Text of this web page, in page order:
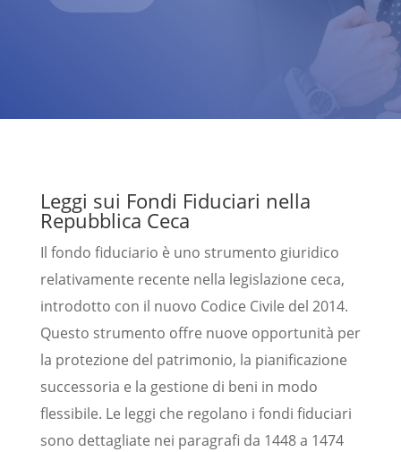
Leggi sui Fondi Fiduciari nella
Repubblica Ceca
Il fondo fiduciario è uno strumento giuridico
relativamente recente nella legislazione ceca,
introdotto con il nuovo Codice Civile del 2014.
Questo strumento offre nuove opportunità per
la protezione del patrimonio, la pianificazione
successoria e la gestione di beni in modo
flessibile. Le leggi che regolano i fondi fiduciari
sono dettagliate nei paragrafi da 1448 a 1474